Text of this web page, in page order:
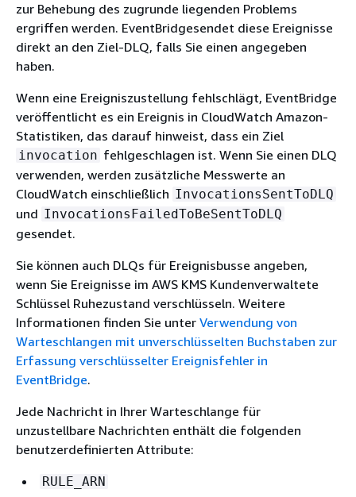
zur Behebung des zugrunde liegenden Problems
ergriffen werden. EventBridgesendet diese Ereignisse
direkt an den Ziel-DLQ, falls Sie einen angegeben
haben.
Wenn eine Ereigniszustellung fehlschlägt, EventBridge
veröffentlicht es ein Ereignis in CloudWatch Amazon-
Statistiken, das darauf hinweist, dass ein Ziel
invocation fehlgeschlagen ist. Wenn Sie einen DLQ
verwenden, werden zusätzliche Messwerte an
CloudWatch einschließlich InvocationsSentToDLQ
und InvocationsFailedToBeSentToDLQ
gesendet.
Sie können auch DLQs für Ereignisbusse angeben,
wenn Sie Ereignisse im AWS KMS Kundenverwaltete
Schlüssel Ruhezustand verschlüsseln. Weitere
Informationen finden Sie unter Verwendung von
Warteschlangen mit unverschlüsselten Buchstaben zur
Erfassung verschlüsselter Ereignisfehler in
EventBridge.
Jede Nachricht in Ihrer Warteschlange für
unzustellbare Nachrichten enthält die folgenden
benutzerdefinierten Attribute:
RULE_ARN